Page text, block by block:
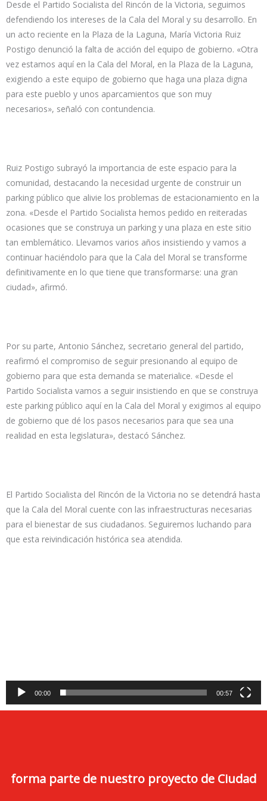
Desde el Partido Socialista del Rincón de la Victoria, seguimos
defendiendo los intereses de la Cala del Moral y su desarrollo. En
un acto reciente en la Plaza de la Laguna, María Victoria Ruiz
Postigo denunció la falta de acción del equipo de gobierno. «Otra
vez estamos aquí en la Cala del Moral, en la Plaza de la Laguna,
exigiendo a este equipo de gobierno que haga una plaza digna
para este pueblo y unos aparcamientos que son muy
necesarios», señaló con contundencia.
Ruiz Postigo subrayó la importancia de este espacio para la
comunidad, destacando la necesidad urgente de construir un
parking público que alivie los problemas de estacionamiento en la
zona. «Desde el Partido Socialista hemos pedido en reiteradas
ocasiones que se construya un parking y una plaza en este sitio
tan emblemático. Llevamos varios años insistiendo y vamos a
continuar haciéndolo para que la Cala del Moral se transforme
definitivamente en lo que tiene que transformarse: una gran
ciudad», afirmó.
Por su parte, Antonio Sánchez, secretario general del partido,
reafirmó el compromiso de seguir presionando al equipo de
gobierno para que esta demanda se materialice. «Desde el
Partido Socialista vamos a seguir insistiendo en que se construya
este parking público aquí en la Cala del Moral y exigimos al equipo
de gobierno que dé los pasos necesarios para que sea una
realidad en esta legislatura», destacó Sánchez.
El Partido Socialista del Rincón de la Victoria no se detendrá hasta
que la Cala del Moral cuente con las infraestructuras necesarias
para el bienestar de sus ciudadanos. Seguiremos luchando para
que esta reivindicación histórica sea atendida.
00:00 00:57
forma parte de nuestro proyecto de Ciudad